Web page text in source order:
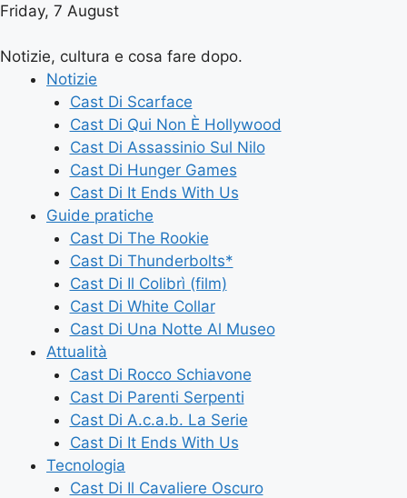
Friday, 7 August
Notizie, cultura e cosa fare dopo.
Notizie
Cast Di Scarface
Cast Di Qui Non È Hollywood
Cast Di Assassinio Sul Nilo
Cast Di Hunger Games
Cast Di It Ends With Us
Guide pratiche
Cast Di The Rookie
Cast Di Thunderbolts*
Cast Di Il Colibrì (film)
Cast Di White Collar
Cast Di Una Notte Al Museo
Attualità
Cast Di Rocco Schiavone
Cast Di Parenti Serpenti
Cast Di A.c.a.b. La Serie
Cast Di It Ends With Us
Tecnologia
Cast Di Il Cavaliere Oscuro